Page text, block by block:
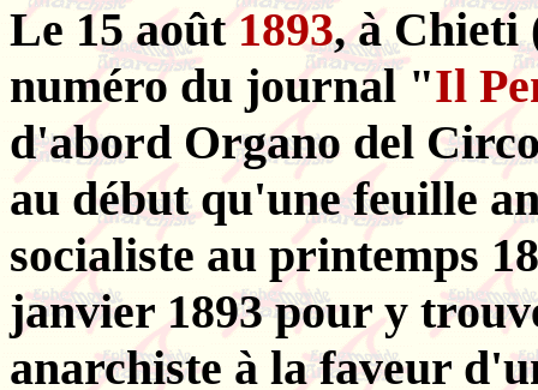
Le 15 août1893, à Chieti
numéro du journal "Il
d'abord Organo del
au début qu'une feuille
socialiste au printemps
janvier 1893 pour y
anarchiste à la faveur